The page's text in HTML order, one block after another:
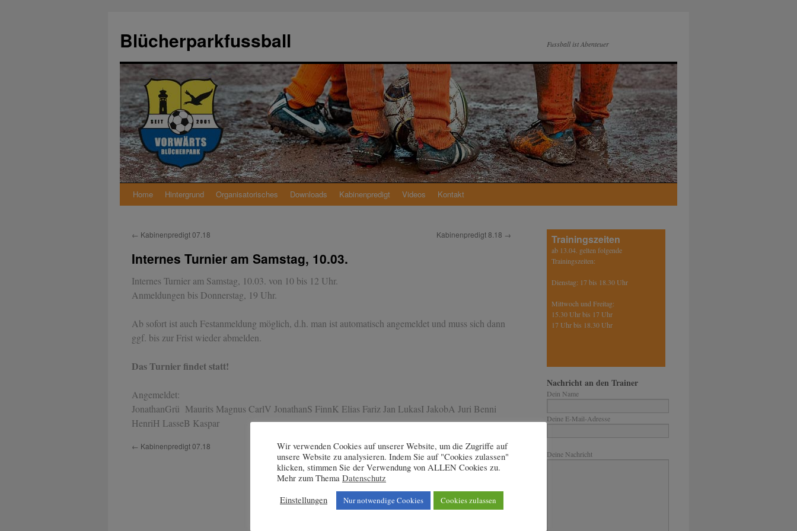
springen
Blücherparkfussball Fussball ist Abenteuer
Home Hintergrund Organisatorisches Downloads Kabinenpredigt Videos Kontakt
← Kabinenpredigt 07.18 Kabinenpredigt 8.18 →
Internes Turnier am Samstag, 10.03.
Internes Turnier am Samstag, 10.03. von 10 bis 12 Uhr.
Anmeldungen bis Donnerstag, 19 Uhr.
Ab sofort ist auch Festanmeldung möglich, d.h. man ist automatisch angemeldet und muss sich dann
ggf. bis zur Frist wieder abmelden.
Das Turnier findet statt!
Angemeldet:
JonathanGrü Maurits Magnus CarlV JonathanS FinnK Elias Fariz Jan LukasI JakobA Juri Benni
HenriH LasseB Kaspar
← Kabinenpredigt 07.18 Kabinenpredigt 8.18→
Trainingszeiten
ab 13.04. gelten folgende
Trainingszeiten:
Dienstag: 17 bis 18.30 Uhr
Mittwoch und Freitag:
15.30 Uhr bis 17 Uhr
17 Uhr bis 18.30 Uhr
Nachricht an den Trainer
Dein Name
Deine E-Mail-Adresse
Deine Nachricht
Wir verwenden Cookies auf unserer Website, um die Zugriffe auf
unsere Website zu analysieren. Indem Sie auf "Cookies zulassen"
klicken, stimmen Sie der Verwendung von ALLEN Cookies zu.
Mehr zum Thema Datenschutz
Einstellungen
Nur notwendige Cookies Cookies zulassen